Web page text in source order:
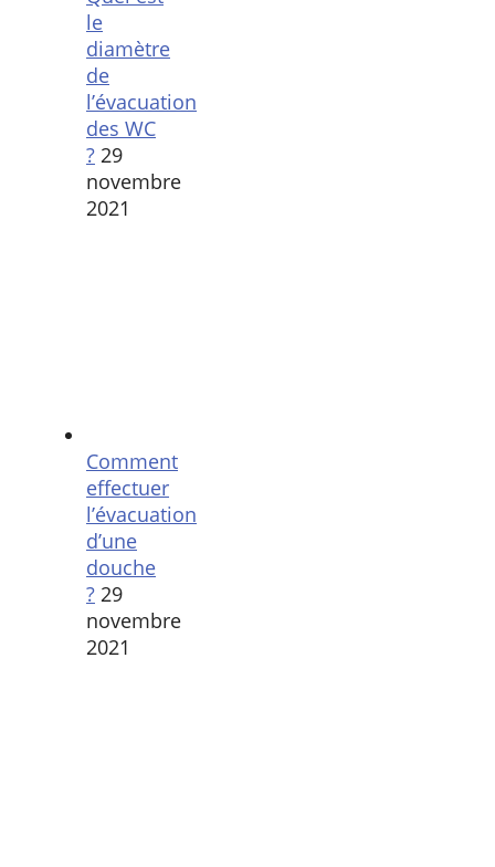
le
diamètre
de
l’évacuation
des WC
? 29
novembre
2021
Comment
effectuer
l’évacuation
d’une
douche
? 29
novembre
2021